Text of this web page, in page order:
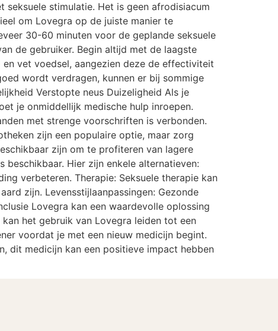
stimulatie. Het is geen afrodisiacum
om Lovegra op de juiste manier te
30-60 minuten voor de geplande seksuele
de gebruiker. Begin altijd met de laagste
vet voedsel, aangezien deze de effectiviteit
wordt verdragen, kunnen er bij sommige
Verstopte neus Duizeligheid Als je
je onmiddellijk medische hulp inroepen.
met strenge voorschriften is verbonden.
zijn een populaire optie, maar zorg
zijn om te profiteren van lagere
Hier zijn enkele alternatieven:
verbeteren. Therapie: Seksuele therapie kan
zijn. Levensstijlaanpassingen: Gezonde
Lovegra kan een waardevolle oplossing
het gebruik van Lovegra leiden tot een
voordat je met een nieuw medicijn begint.
dit medicijn kan een positieve impact hebben